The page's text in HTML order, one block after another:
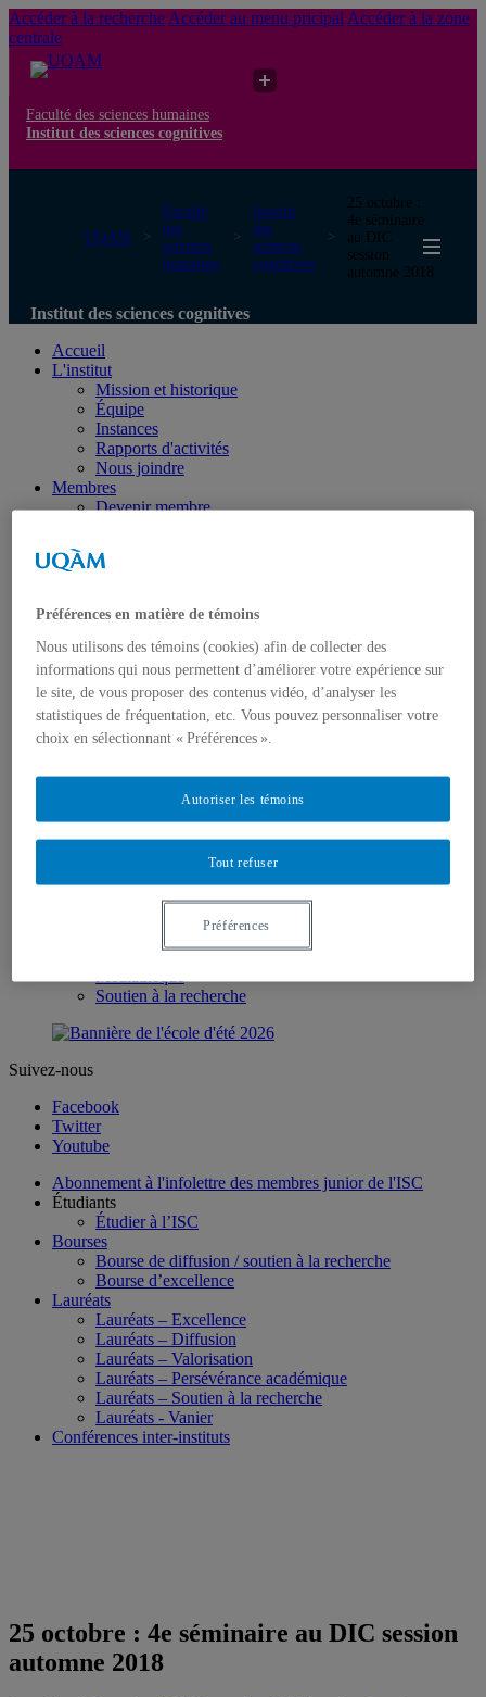
Accéder à la recherche Accéder au menu pricipal Accéder à la zone
centrale
Faculté des sciences humaines
Institut des sciences cognitives
UQAM
Faculté
des
sciences
humaines
Institut
des
sciences
cognitives
25 octobre :
4e séminaire
au DIC
session
automne 2018
Institut des sciences cognitives
Accueil
L'institut
Mission et historique
Équipe
Instances
Rapports d'activités
Nous joindre
Membres
Devenir membre
Membres associé.es
Concentration de 2e cycle
Concentration de 3e cycle
Cours ISC
Recherche
Pôle 1 : Langue, langage et parole
Pôle 2 : Perception et action
Pôle 3 : Approches computationnelles
Pôle 4 : Apprentissage
Partenaires et collaborations
Thèmes transversaux
Activités
Ateliers/Séminaires/Colloques
Journée annuelle ISC-DIC-TÉLUQ
Journées mondiales de la logique
Bibliothèque
Soutien à la recherche
Suivez-nous
Facebook
Twitter
Youtube
Abonnement à l'infolettre des membres junior de l'ISC
Étudiants
Étudier à l’ISC
Bourses
Bourse de diffusion / soutien à la recherche
Bourse d’excellence
Lauréats
Lauréats – Excellence
Lauréats – Diffusion
Lauréats – Valorisation
Lauréats – Persévérance académique
Lauréats – Soutien à la recherche
Lauréats - Vanier
Conférences inter-instituts
25 octobre : 4e séminaire au DIC session
automne 2018
Préférences en matière de témoins
Nous utilisons des témoins (cookies) afin de collecter des
informations qui nous permettent d’améliorer votre expérience sur
le site, de vous proposer des contenus vidéo, d’analyser les
statistiques de fréquentation, etc. Vous pouvez personnaliser votre
choix en sélectionnant « Préférences ».
Tout refuser
Autoriser les témoins
Préférences